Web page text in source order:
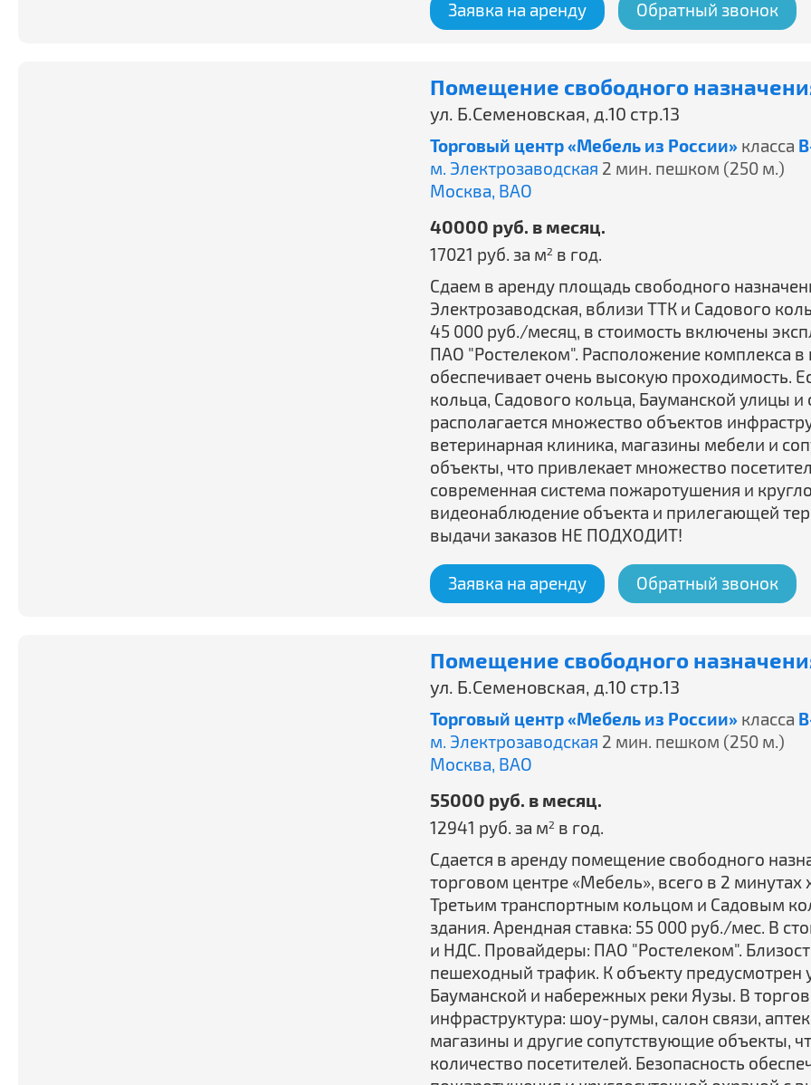
Заявка на аренду Обратный звонок
Помещение свободного
ул. Б.Семеновская, д.10 стр.13
Торговый центр «Мебель из России» класса
м. Электрозаводская 2 мин. пешком (250 м.)
Москва, ВАО
40000 руб. в месяц.
17021 руб. за м2 в год.
Сдаем в аренду площадь свободного
Электрозаводская, вблизи ТТК и Садового
45 000 руб./месяц, в стоимость включены
ПАО "Ростелеком". Расположение комплекса
обеспечивает очень высокую проходимость.
кольца, Садового кольца, Бауманской улицы
располагается множество объектов
ветеринарная клиника, магазины мебели и
объекты, что привлекает множество
современная система пожаротушения и
видеонаблюдение объекта и прилегающей
выдачи заказов НЕ ПОДХОДИТ!
Заявка на аренду Обратный звонок
Помещение свободного
ул. Б.Семеновская, д.10 стр.13
Торговый центр «Мебель из России» класса
м. Электрозаводская 2 мин. пешком (250 м.)
Москва, ВАО
55000 руб. в месяц.
12941 руб. за м2 в год.
Сдается в аренду помещение свободного
торговом центре «Мебель», всего в 2
Третьим транспортным кольцом и Садовым
здания. Арендная ставка: 55 000 руб./мес. В
и НДС. Провайдеры: ПАО "Ростелеком".
пешеходный трафик. К объекту предусмотрен
Бауманской и набережных реки Яузы. В
инфраструктура: шоу-румы, салон связи,
магазины и другие сопутствующие объекты,
количество посетителей. Безопасность